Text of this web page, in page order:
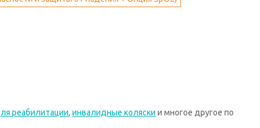
реабилитации, инвалидные коляски и многое другое по